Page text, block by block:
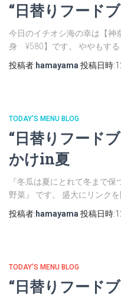
“日替りフード
今日のイチオシ海の幸は【
身 ¥580】です。 ややもする
投稿者: hamayama 投稿日時:
TODAY'S MENU BLOG
“日替りフード
かけin夏
『冬瓜は夏にとれて冬まで
野菜』 です。 盛大にリンク
投稿者: hamayama 投稿日時:
TODAY'S MENU BLOG
“日替りフード